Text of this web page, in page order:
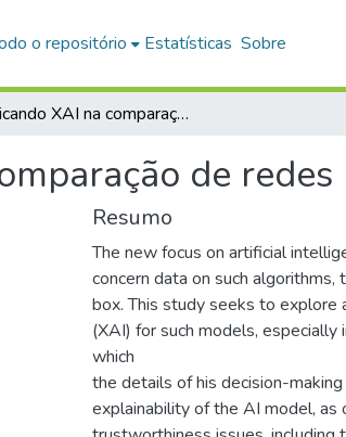
o repositório Estatísticas Sobre
Aplicando XAI na comparação de redes neurais e árvores de decisão
de
Resumo
The new focus on artificial
concern data on such
box. This study seeks to explore
(XAI) for such models,
which
the details of his decision-
explainability of the AI model, as